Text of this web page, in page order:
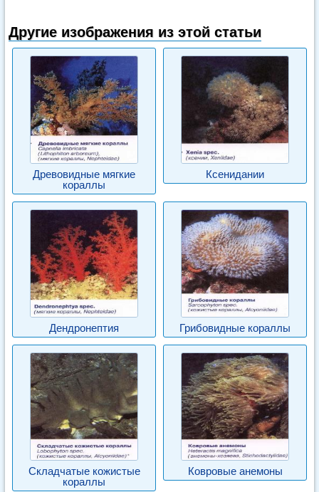
Другие изображения из этой статьи
Древовидные мягкие
кораллы
Ксенидании
Дендронептия Грибовидные кораллы
Складчатые кожистые
кораллы
Ковровые анемоны